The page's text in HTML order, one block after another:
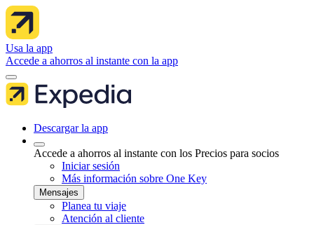
Usa la app
Accede a ahorros al instante con la app
Descargar la app
Accede a ahorros al instante con los Precios para socios
Iniciar sesión
Más información sobre One Key
Mensajes
Planea tu viaje
Atención al cliente